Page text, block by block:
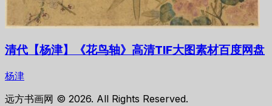
清代【杨津】《花鸟轴》高清TIF大图素材百度网盘
杨津
远方书画网 © 2026. All Rights Reserved.